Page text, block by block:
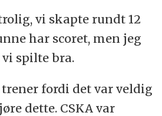
vi skapte rundt 12
har scoret, men jeg
spilte bra.
trener fordi det var veldig
dette. CSKA var